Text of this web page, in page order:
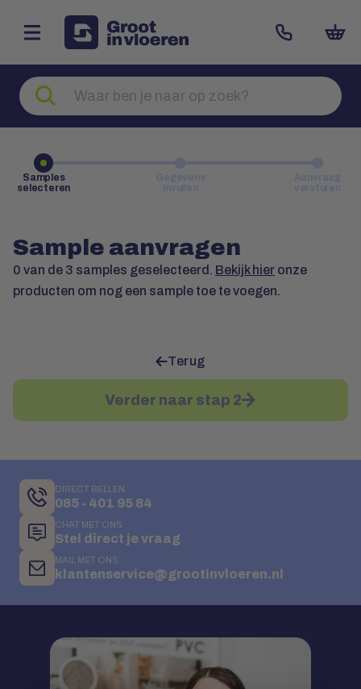
Zoeken
naar
producten
Samples
selecteren
Sample aanvragen
0 van de 3 samples geselecteerd. Bekijk hier onze
producten om nog een sample toe te voegen.
Terug
Verder naar stap 2
DIRECT BELLEN
085 - 401 95 84
CHAT MET ONS
Stel direct je vraag
MAIL MET ONS
klantenservice@grootinvloeren.nl